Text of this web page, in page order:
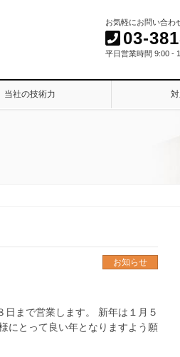
お気軽にお問い合わ
03-
平日営業時間 9:00 -
当社の技術力
お知らせ
まで営業します。 新年は１月５
にとって良い年となりますよう願